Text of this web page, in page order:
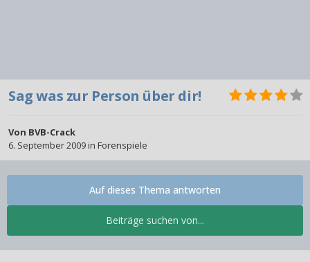
Sag was zur Person über dir!
Von BVB-Crack
6. September 2009in Forenspiele
Beiträge suchen von...
Auf dieses Thema antworten